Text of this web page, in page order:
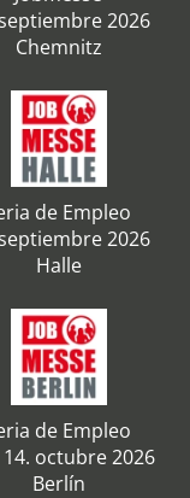
2026
Chemnitz
de Empleo
2026
Halle
de Empleo
14. octubre 2026
Berlín